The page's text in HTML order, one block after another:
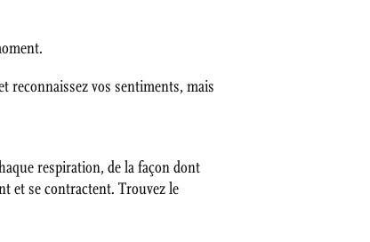
reconnaissez vos sentiments, mais
respiration, de la façon dont
et se contractent. Trouvez le